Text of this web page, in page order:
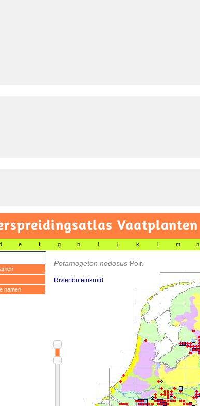
Vaatplanten
e f g h i j k l m n
namen
Potamogeton nodosus Poir.
Rivierfonteinkruid